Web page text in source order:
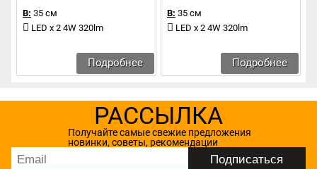
В: 35 см
LED x 2 4W 320lm
Подробнее
В: 35 см
LED x 2 4W 320lm
Подробнее
РАССЫЛКА
Получайте самые свежие предложения
новинки, советы, рекомендации